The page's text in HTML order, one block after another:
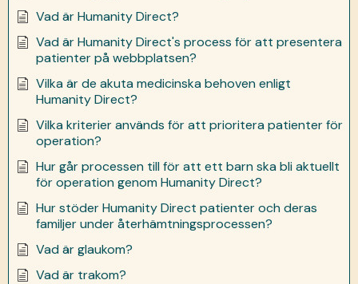
Vad är Humanity Direct?
Vad är Humanity Direct's process för att presentera
patienter på webbplatsen?
Vilka är de akuta medicinska behoven enligt
Humanity Direct?
Vilka kriterier används för att prioritera patienter för
operation?
Hur går processen till för att ett barn ska bli aktuellt
för operation genom Humanity Direct?
Hur stöder Humanity Direct patienter och deras
familjer under återhämtningsprocessen?
Vad är glaukom?
Vad är trakom?